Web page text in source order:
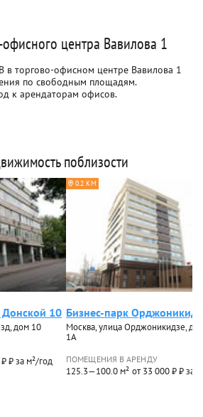
центра Вавилова 1
в торгово-офисном центре Вавилова 1
по свободным площадям.
к арендаторам офисов.
поблизости
10
дом 10
₽ за м²/год
0.2 КМ
Бизнес-парк
Москва, улица Орджоникидзе,
1А
ПОМЕЩЕНИЯ В АРЕНДУ
125.3—100.0 м² от 33 000 ₽ ₽ за